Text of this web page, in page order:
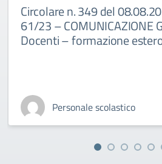
Circolare n. 349 del
61/23 – COMUNICAZIONE
Docenti – formazione
Personale scolastico